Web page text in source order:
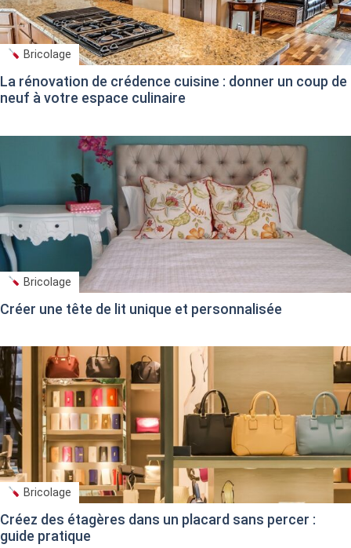
Bricolage
La rénovation de crédence cuisine : donner un coup de
neuf à votre espace culinaire
Bricolage
Créer une tête de lit unique et personnalisée
Bricolage
Créez des étagères dans un placard sans percer :
guide pratique